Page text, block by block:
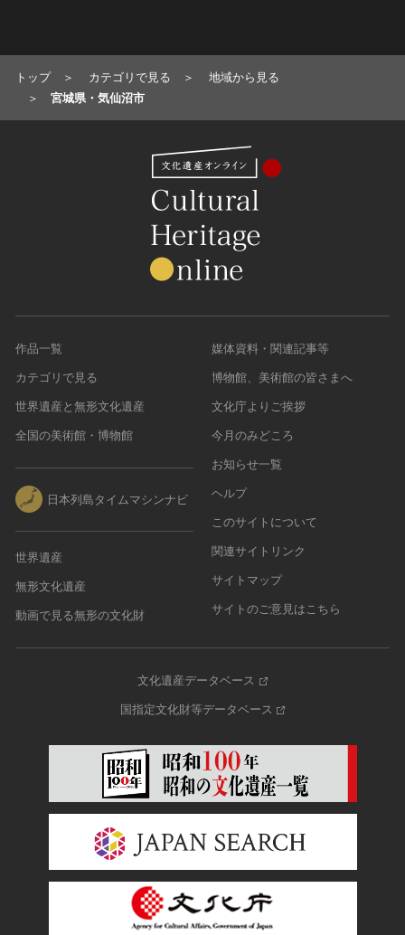
トップ カテゴリで見る
地域から見る
宮城県・気仙沼市
作品一覧
カテゴリで見る
世界遺産と無形文化遺産
全国の美術館・博物館
日本列島タイムマシンナビ
世界遺産
無形文化遺産
動画で見る無形の文化財
媒体資料・関連記事等
博物館、美術館の皆さまへ
文化庁よりご挨拶
今月のみどころ
お知らせ一覧
ヘルプ
このサイトについて
関連サイトリンク
サイトマップ
サイトのご意見はこちら
文化遺産データベース
国指定文化財等データベース